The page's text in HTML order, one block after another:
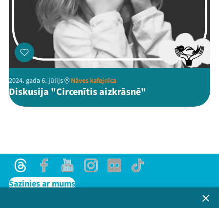
2024. gada 6. jūlijs Nāves kafejnīca
Diskusija "Circenītis aizkrāsnē"
ThreadsFacebookYoutubeInstagram
Flick TikTok
Sazinies ar mums